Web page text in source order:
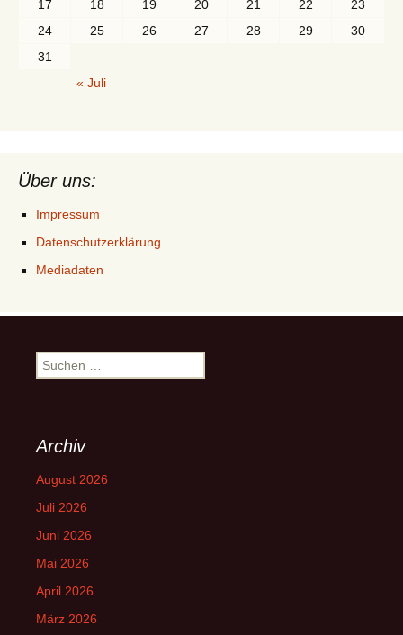
17
18 19 20 21 22
23
24
25 26 27 28 29
30
31
« Juli
Über uns:
Impressum
Datenschutzerklärung
Mediadaten
Suchen
nach:
Archiv
August 2026
Juli 2026
Juni 2026
Mai 2026
April 2026
März 2026